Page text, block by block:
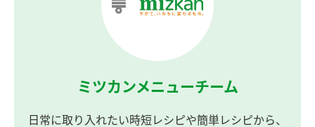
ミツカンメニューチーム
日常に取り入れたい時短レシピや簡単レシピから、